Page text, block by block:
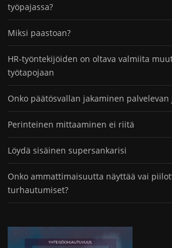
työpajassa?
Miksi paastoan?
HR-työntekijöiden on oltava valmiita
työtapojaan
Onko päätösvallan jakaminen
Perinteinen mittaaminen ei riitä
Löydä sisäinen supersankarisi
Onko ammattimaisuutta näyttää vai
turhautumiset?